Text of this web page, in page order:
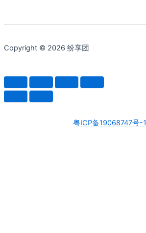
Copyright © 2026 纷享团
粤ICP备19068747号-1